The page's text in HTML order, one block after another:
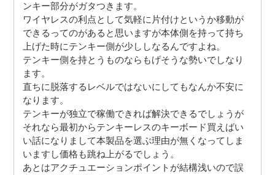
ンキー部分がガタつきます。
ワイヤレスの利点として気軽に片付けというか移動が
できるってのがあると思いますが本体側を持って持ち
上げた時にテンキー側が少ししなるんですよね。
テンキー側を持とうものならもげそうな勢いでしなり
ます。
直ちに脱落するレベルではないにしてもなんか不安に
なります。
テンキーが独立で稼働できれば解決できるでしょうが
それなら最初からテンキーレスのキーボード買えばい
い話になりまして本製品を選ぶ理由が無くなってしま
いますし価格も跳ね上がるでしょう。
あとはアクチュエーションポイントが結構浅いので誤